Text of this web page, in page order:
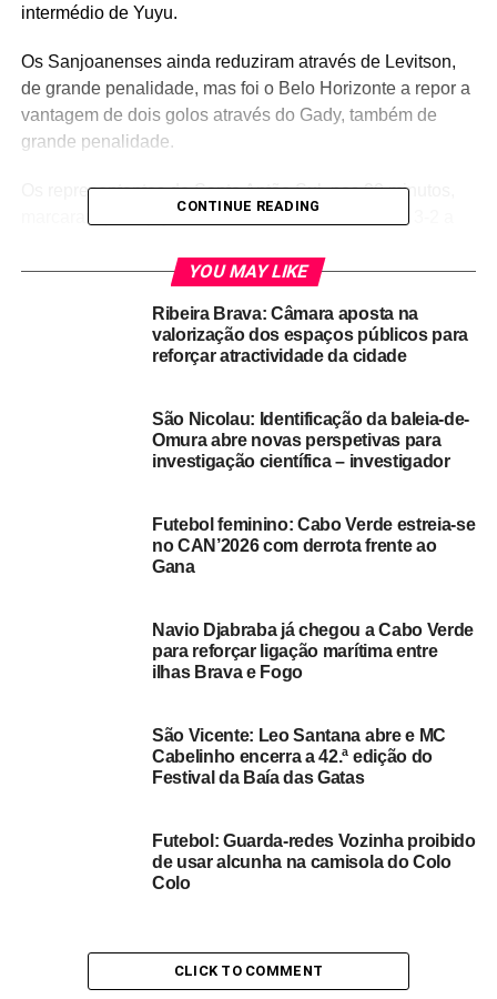
intermédio de Yuyu.
Os Sanjoanenses ainda reduziram através de Levitson,
de grande penalidade, mas foi o Belo Horizonte a repor a
vantagem de dois golos através do Gady, também de
grande penalidade.
Os representantes de Santo Antão Sul, nos 90 minutos,
marcaram por Djay, ficando o resultado fixado em 3-2 a
O treinador do Belo Horizonte, Dionísio Rodrigues, disse
que a sua equipa foi superior ao adversário e, por isso, foi
o “digno vencedor” do jogo.
equipa adversária pelo triunfo e disse que a sua
formação, mesmo não tendo conseguido os pontos
suficientes para o apuramento às meias-finais do
No outro jogo do grupo B, o Palmeiras ganhou ao
Quando falta uma jornada para o término da sua fase da
competição, o Vulcânicos lidera com dez pontos, seguido
ocupa a terceira posição, com cinco pontos, mais um do
que os Sanjoanenses, que estão na última posição.
DESTAQUE
finalistas do campeonato em sénior masculino
DON'T MISS
CONTINUE READING
YOU MAY LIKE
Ribeira Brava: Câmara aposta na
valorização dos espaços públicos para
reforçar atractividade da cidade
São Nicolau: Identificação da baleia-de-
Omura abre novas perspetivas para
investigação científica – investigador
Futebol feminino: Cabo Verde estreia-se
no CAN’2026 com derrota frente ao
Gana
Navio Djabraba já chegou a Cabo Verde
para reforçar ligação marítima entre
ilhas Brava e Fogo
São Vicente: Leo Santana abre e MC
Cabelinho encerra a 42.ª edição do
Festival da Baía das Gatas
Futebol: Guarda-redes Vozinha proibido
de usar alcunha na camisola do Colo
Colo
CLICK TO COMMENT